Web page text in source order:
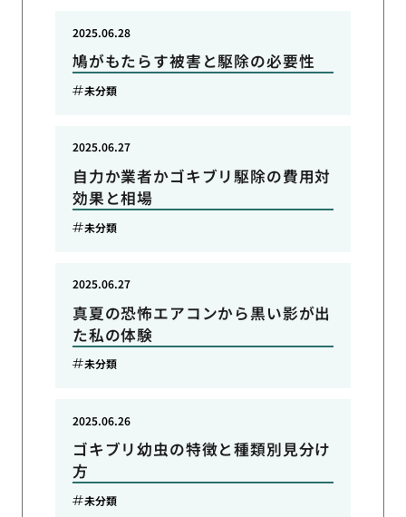
鳩がもたらす被害と駆除の必要性
2025.06.28
未分類
自力か業者かゴキブリ駆除の費用対
効果と相場
2025.06.27
未分類
真夏の恐怖エアコンから黒い影が出
た私の体験
2025.06.27
未分類
ゴキブリ幼虫の特徴と種類別見分け
方
2025.06.26
未分類